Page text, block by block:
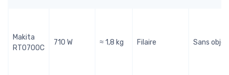
Makita
RT0700C
710 W ≈ 1,8 kg Filaire Sans objet